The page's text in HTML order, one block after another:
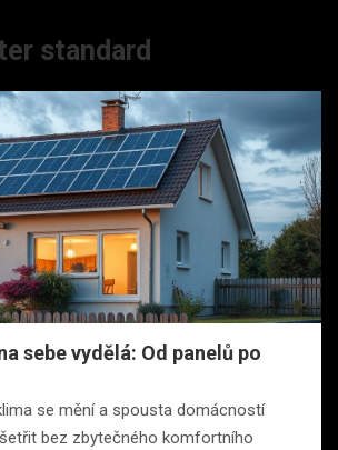
standard
sebe vydělá: Od panelů po
se mění a spousta domácností
bez zbytečného komfortního